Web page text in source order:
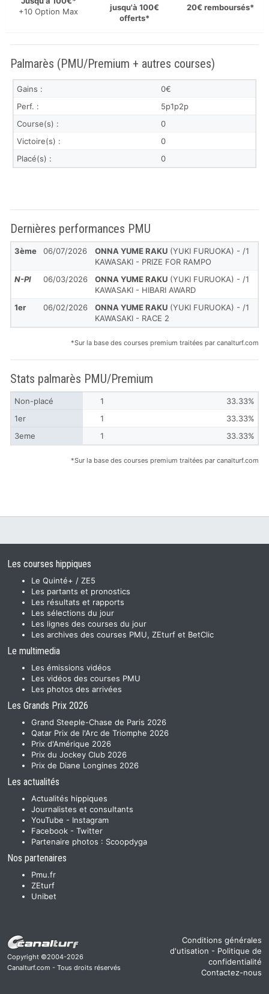
+10 Option Max
jusqu'à 100€
offerts*
20€ remboursés*
Palmarès (PMU/Premium + autres courses)
Gains :
0€
Perf. :
5p1p2p
Course(s) :
0
Victoire(s) :
0
Placé(s) :
0
Dernières performances PMU
3ème 06/07/2026 ONNA YUME RAKU (YUKI FURUOKA) - /1
KAWASAKI - PRIZE FOR RAMPO
N-Pl
06/03/2026 ONNA YUME RAKU (YUKI FURUOKA) - /1
KAWASAKI - HIBARI AWARD
1er
06/02/2026 ONNA YUME RAKU (YUKI FURUOKA) - /1
KAWASAKI - RACE 2
*Sur la base des courses premium traitées par canalturf.com
Stats palmarès PMU/Premium
Non-placé 1
33.33%
1er
1
33.33%
3eme
1 33.33%
*Sur la base des courses premium traitées par canalturf.com
Les courses hippiques
Le Quinté+ / ZE5
Les partants et pronostics
Les résultats et rapports
Les sélections du jour
Les lignes des courses du jour
Les archives des courses PMU, ZEturf et BetClic
Le multimedia
Les émissions vidéos
Les vidéos des courses PMU
Les photos des arrivées
Les Grands Prix 2026
Grand Steeple-Chase de Paris 2026
Qatar Prix de l'Arc de Triomphe 2026
Prix d'Amérique 2026
Prix du Jockey Club 2026
Prix de Diane Longines 2026
Les actualités
Actualités hippiques
Journalistes et consultants
YouTube - Instagram
Facebook - Twitter
Partenaire photos : Scoopdyga
Nos partenaires
Pmu.fr
ZEturf
Unibet
Copyright ©2004-2026
Canalturf.com - Tous droits réservés
Conditions générales
d'utisation - Politique de
confidentialité
Contactez-nous